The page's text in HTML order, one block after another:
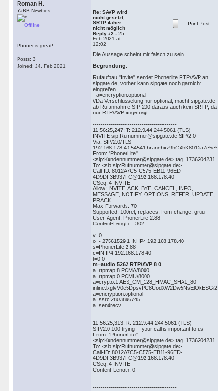
Roman H.
YaBB Newbies
Offline
Phoner is great!
Posts: 3
Joined: 24. Feb 2021
Re: SAVP wird
nicht gesetzt,
SRTP daher
nicht möglich
Reply #2 - 25.
Feb 2021 at
12:02
Print Post
Die Aussage scheint mir falsch zu sein.
Begründung:
Rufaufbau "Invite" sendet Phonerlite RTP/AVP an
sipgate.de, vorher kann sipgate noch garnicht
eingreifen
- a=encryption:optional
//Da Verschlüsselung nur optional, macht sipgate.de
ab Rufannahme SIP 200 daraus auch kein SRTP, da
nur RTP/AVP angefragt
-------------------------------------------
11:56:25,247: T: 212.9.44.244:5061 (TLS)
INVITE sip:Rufnummer@sipgate.de SIP/2.0
Via: SIP/2.0/TLS
From: "PhonerLite"
<sip:Kundennummer@sipgate.de>;tag=1736204231
To: <sip:sip:Rufnummer@sipgate.de>
Call-ID: 8012A7C5-C575-EB11-96ED-
4D9DF3B937FC@192.168.178.40
CSeq: 4 INVITE
Allow: INVITE, ACK, BYE, CANCEL, INFO,
MESSAGE, NOTIFY, OPTIONS, REFER, UPDATE,
PRACK
Max-Forwards: 70
Supported: 100rel, replaces, from-change, gruu
User-Agent: PhonerLite 2.88
Content-Length: 302
v=0
o=- 27561529 1 IN IP4 192.168.178.40
s=PhonerLite 2.88
c=IN IP4 192.168.178.40
t=0 0
m=audio 5262 RTP/AVP 8 0
a=rtpmap:8 PCMA/8000
a=rtpmap:0 PCMU/8000
a=crypto:1 AES_CM_128_HMAC_SHA1_80
a=encryption:optional
a=ssrc:2803896745
a=sendrecv
-------------------------------------------
11:56:25,313: R: 212.9.44.244:5061 (TLS)
SIP/2.0 100 trying -- your call is important to us
From: "PhonerLite"
<sip:Kundennummer@sipgate.de>;tag=1736204231
To: <sip:sip:Rufnummer@sipgate.de>
Call-ID: 8012A7C5-C575-EB11-96ED-
4D9DF3B937FC@192.168.178.40
CSeq: 4 INVITE
Content-Length: 0
-------------------------------------------